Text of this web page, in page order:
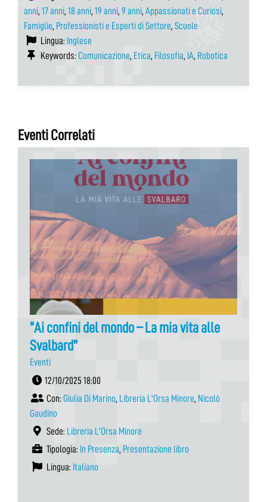
anni, 17 anni, 18 anni, 19 anni, 9 anni, Appassionati e Curiosi,
Famiglie, Professionisti e Esperti di Settore, Scuole
Lingua: Inglese
Keywords: Comunicazione, Etica, Filosofia, IA, Robotica
Eventi Correlati
“Ai confini del mondo – La mia vita alle
Svalbard”
Eventi
12/10/2025 18:00
Con: Giulia Di Marino, Libreria L'Orsa Minore, Nicolò
Gaudino
Sede: Libreria L'Orsa Minore
Tipologia: In Presenza, Presentazione libro
Lingua: Italiano